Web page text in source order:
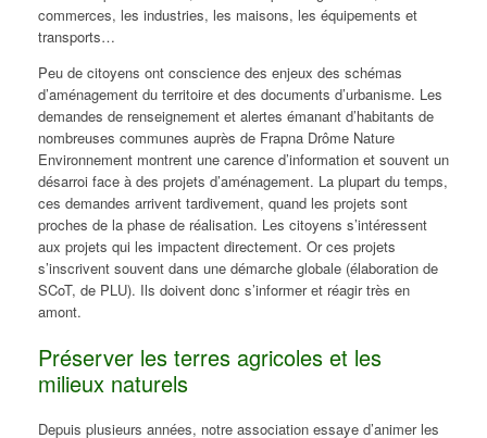
commerces, les industries, les maisons, les équipements et
transports…
Peu de citoyens ont conscience des enjeux des schémas
d’aménagement du territoire et des documents d’urbanisme. Les
demandes de renseignement et alertes émanant d’habitants de
nombreuses communes auprès de Frapna Drôme Nature
Environnement montrent une carence d’information et souvent un
désarroi face à des projets d’aménagement. La plupart du temps,
ces demandes arrivent tardivement, quand les projets sont
proches de la phase de réalisation. Les citoyens s’intéressent
aux projets qui les impactent directement. Or ces projets
s’inscrivent souvent dans une démarche globale (élaboration de
SCoT, de PLU). Ils doivent donc s’informer et réagir très en
amont.
Préserver les terres agricoles et les
milieux naturels
Depuis plusieurs années, notre association essaye d’animer les